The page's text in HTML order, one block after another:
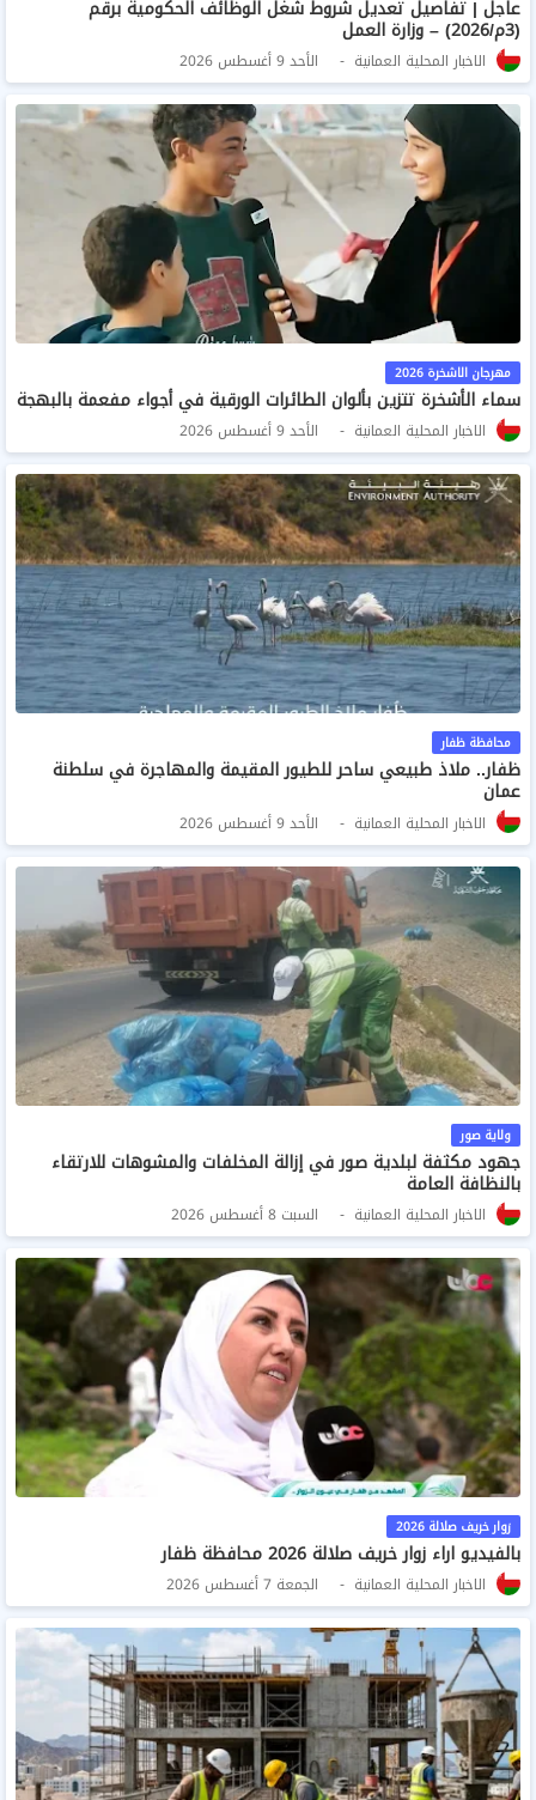
عاجل | تفاصيل تعديل شروط شغل الوظائف الحكومية برقم
(3م/2026) – وزارة العمل
الاخبار المحلية العمانية الأحد 9 أغسطس 2026
مهرجان الاشخرة 2026
سماء الأشخرة تتزين بألوان الطائرات الورقية في أجواء مفعمة بالبهجة
الاخبار المحلية العمانية الأحد 9 أغسطس 2026
محافظة ظفار
ظفار.. ملاذ طبيعي ساحر للطيور المقيمة والمهاجرة في سلطنة
عمان
الاخبار المحلية العمانية الأحد 9 أغسطس 2026
ولاية صور
جهود مكثفة لبلدية صور في إزالة المخلفات والمشوهات للارتقاء
بالنظافة العامة
الاخبار المحلية العمانية السبت 8 أغسطس 2026
زوار خريف صلالة 2026
بالفيديو اراء زوار خريف صلالة 2026 محافظة ظفار
الاخبار المحلية العمانية الجمعة 7 أغسطس 2026